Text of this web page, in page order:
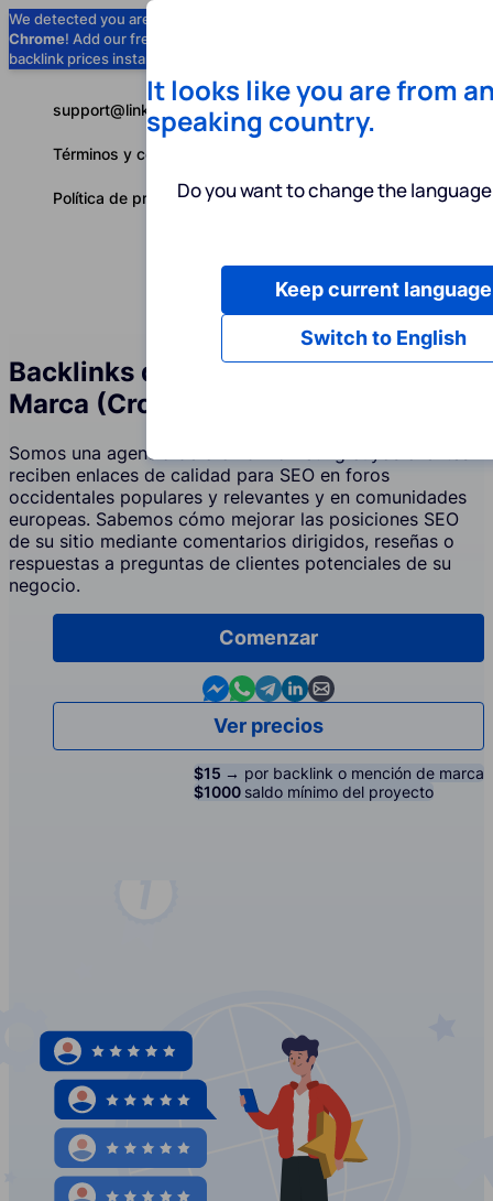
We detected you are using
Chrome! Add our free extension to check
backlink prices instantly as you browse.
Servicios
Español
support@linkbuilder.com
Términos y condiciones
Política de privacidad
Backlinks de Foros y Menciones de
Marca (Crowd Marketing)
Somos una agencia de crowd marketing cuyos clientes
reciben enlaces de calidad para SEO en foros
occidentales populares y relevantes y en comunidades
europeas. Sabemos cómo mejorar las posiciones SEO
de su sitio mediante comentarios dirigidos, reseñas o
respuestas a preguntas de clientes potenciales de su
negocio.
Comenzar
Contact us in Messenger
Contact us in WhatsApp
Contact us in Telegram
Contact us in Linkedin
Contact us by email
Ver precios
$15 → por backlink o mención de marca
$1000 saldo mínimo del proyecto
It looks like you are from
speaking country.
Do you want to change the
Switch to English
Keep current language